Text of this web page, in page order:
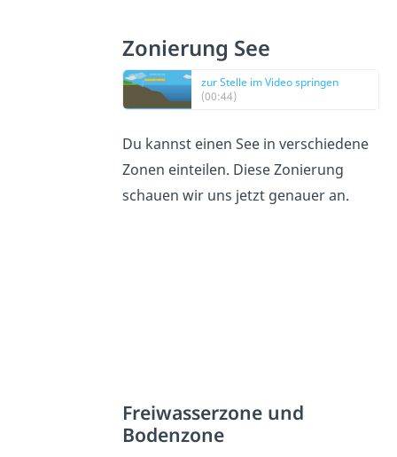
Zonierung See
zur Stelle im Video springen
(00:44)
Du kannst einen See in verschiedene
Zonen einteilen. Diese Zonierung
schauen wir uns jetzt genauer an.
Freiwasserzone und
Bodenzone